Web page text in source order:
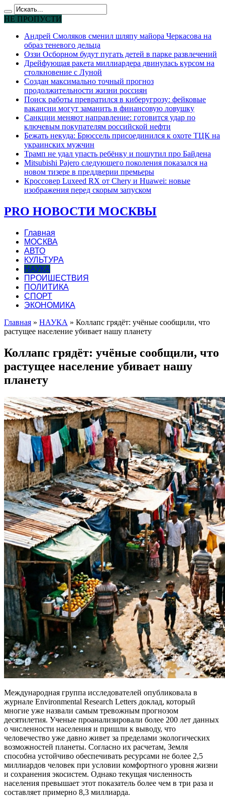
НЕ ПРОПУСТИ
Андрей Смоляков сменил шляпу майора Черкасова на
образ теневого дельца
Оззи Осборном будут пугать детей в парке развлечений
Дрейфующая ракета миллиардера двинулась курсом на
столкновение с Луной
Создан максимально точный прогноз
продолжительности жизни россиян
Поиск работы превратился в киберугрозу: фейковые
вакансии могут заманить в финансовую ловушку
Санкции меняют направление: готовится удар по
ключевым покупателям российской нефти
Бежать некуда: Брюссель присоединился к охоте ТЦК на
украинских мужчин
Трамп не удал упасть ребёнку и пошутил про Байдена
Mitsubishi Pajero следующего поколения показался на
новом тизере в преддверии премьеры
Кроссовер Luxeed RX от Chery и Huawei: новые
изображения перед скорым запуском
PRO НОВОСТИ МОСКВЫ
Главная
МОСКВА
АВТО
КУЛЬТУРА
НАУКА
ПРОИШЕСТВИЯ
ПОЛИТИКА
СПОРТ
ЭКОНОМИКА
Главная » НАУКА » Коллапс грядёт: учёные сообщили, что
растущее население убивает нашу планету
Коллапс грядёт: учёные сообщили, что
растущее население убивает нашу
планету
Международная группа исследователей опубликовала в
журнале Environmental Research Letters доклад, который
многие уже назвали самым тревожным прогнозом
десятилетия. Ученые проанализировали более 200 лет данных
о численности населения и пришли к выводу, что
человечество уже давно живет за пределами экологических
возможностей планеты. Согласно их расчетам, Земля
способна устойчиво обеспечивать ресурсами не более 2,5
миллиардов человек при условии комфортного уровня жизни
и сохранения экосистем. Однако текущая численность
населения превышает этот показатель более чем в три раза и
составляет примерно 8,3 миллиарда.